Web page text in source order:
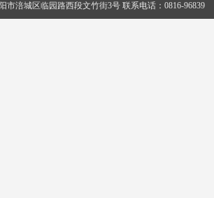
市涪城区临园路西段文竹街3号 联系电话：0816-96839